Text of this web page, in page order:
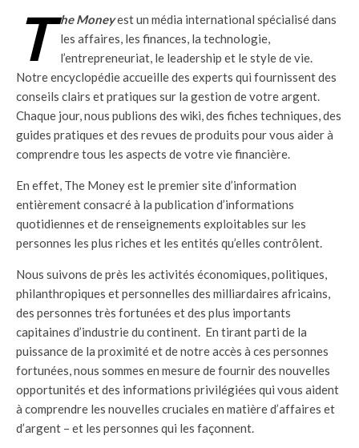
T he Moneyest un média international spécialisé dans
les affaires, les finances, la technologie,
l’entrepreneuriat, le leadership et le style de vie.
Notre encyclopédie accueille des experts qui fournissent des
conseils clairs et pratiques sur la gestion de votre argent.
Chaque jour, nous publions des wiki, des fiches techniques, des
guides pratiques et des revues de produits pour vous aider à
comprendre tous les aspects de votre vie financière.
En effet, The Money est le premier site d’information
entièrement consacré à la publication d’informations
quotidiennes et de renseignements exploitables sur les
personnes les plus riches et les entités qu’elles contrôlent.
Nous suivons de près les activités économiques, politiques,
philanthropiques et personnelles des milliardaires africains,
des personnes très fortunées et des plus importants
capitaines d’industrie du continent. En tirant parti de la
puissance de la proximité et de notre accès à ces personnes
fortunées, nous sommes en mesure de fournir des nouvelles
opportunités et des informations privilégiées qui vous aident
à comprendre les nouvelles cruciales en matière d’affaires et
d’argent – et les personnes qui les façonnent.